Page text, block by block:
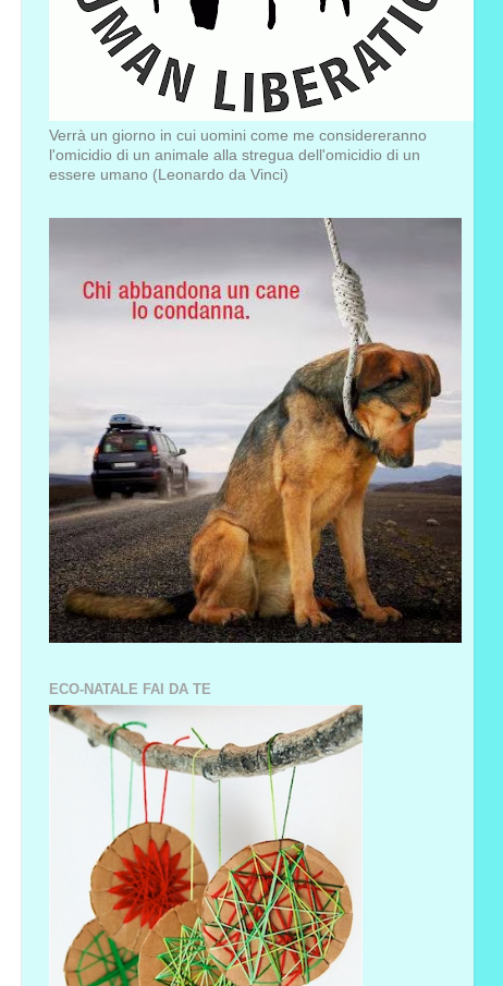
Verrà un giorno in cui uomini come me considereranno
l'omicidio di un animale alla stregua dell'omicidio di un
essere umano (Leonardo da Vinci)
ECO-NATALE FAI DA TE